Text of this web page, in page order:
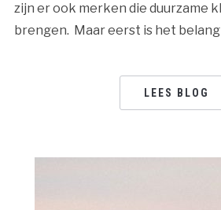
zijn er ook merken die duurzame
brengen. Maar eerst is het
LEES BLOG